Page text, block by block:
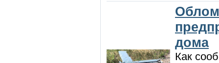
дома
Как